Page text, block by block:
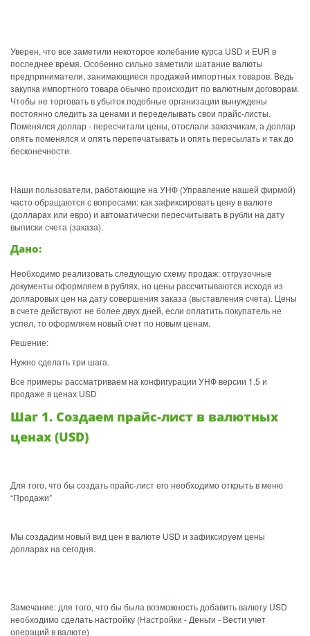
Уверен, что все заметили некоторое колебание курса USD и EUR в
последнее время. Особенно сильно заметили шатание валюты
предприниматели, занимающиеся продажей импортных товаров. Ведь
закупка импортного товара обычно происходит по валютным договорам.
Чтобы не торговать в убыток подобные организации вынуждены
постоянно следить за ценами и переделывать свои прайс-листы.
Поменялся доллар - пересчитали цены, отослали заказчикам, а доллар
опять поменялся и опять перепечатывать и опять пересылать и так до
бесконечности.
Наши пользователи, работающие на УНФ (Управление нашей фирмой)
часто обращаются с вопросами: как зафиксировать цену в валюте
(долларах или евро) и автоматически пересчитывать в рубли на дату
выписки счета (заказа).
Дано:
Необходимо реализовать следующую схему продаж: отгрузочные
документы оформляем в рублях, но цены рассчитываются исходя из
долларовых цен на дату совершения заказа (выставления счета). Цены
в счете действуют не более двух дней, если оплатить покупатель не
успел, то оформляем новый счет по новым ценам.
Решение:
Нужно сделать три шага.
Все примеры рассматриваем на конфигурации УНФ версии 1.5 и
продаже в ценах USD
Шаг 1. Создаем прайс-лист в валютных
ценах (USD)
Для того, что бы создать прайс-лист его необходимо открыть в меню
“Продажи”
Мы создадим новый вид цен в валюте USD и зафиксируем цены
долларах на сегодня.
Замечание: для того, что бы была возможность добавить валюту USD
необходимо сделать настройку (Настройки - Деньги - Вести учет
операций в валюте)